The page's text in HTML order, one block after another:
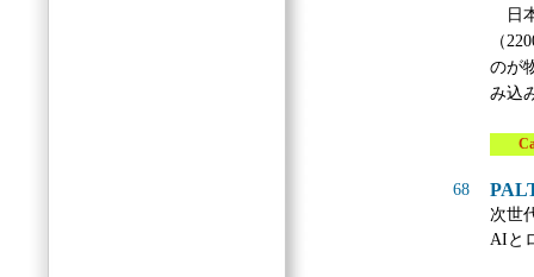
日
（
のが
み込
68
次世
AIと